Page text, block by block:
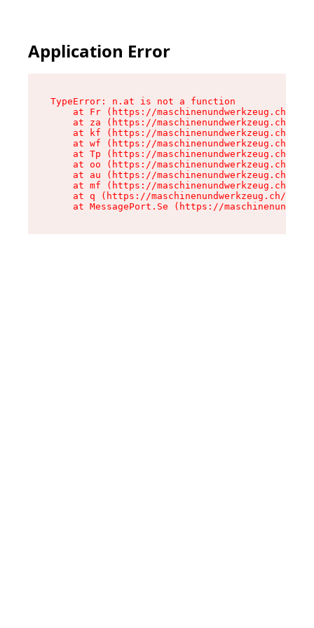
Application Error
TypeError: n.at is not a function
at Fr (https://maschinenundwerkzeug.ch/
at za (https://maschinenundwerkzeug.ch/
at kf (https://maschinenundwerkzeug.ch/
at wf (https://maschinenundwerkzeug.ch/
at Tp (https://maschinenundwerkzeug.ch/
at oo (https://maschinenundwerkzeug.ch/
at au (https://maschinenundwerkzeug.ch/
at mf (https://maschinenundwerkzeug.ch/
at q (https://maschinenundwerkzeug.ch/
at MessagePort.Se (https://